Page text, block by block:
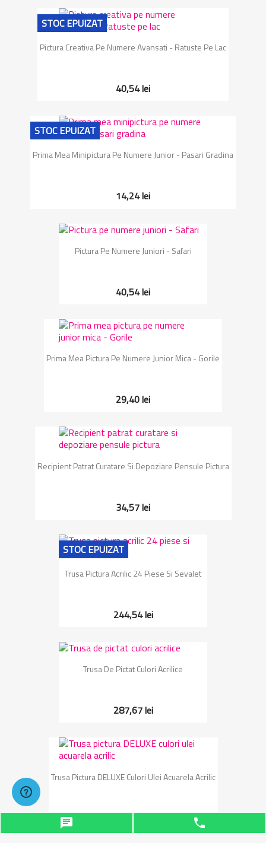
Pictura Creativa Pe Numere Avansati - Ratuste Pe Lac
40,54 lei
STOC EPUIZAT
Prima Mea Minipictura Pe Numere Junior - Pasari Gradina
14,24 lei
STOC EPUIZAT
Pictura Pe Numere Juniori - Safari
40,54 lei
Prima Mea Pictura Pe Numere Junior Mica - Gorile
29,40 lei
Recipient Patrat Curatare Si Depoziare Pensule Pictura
34,57 lei
Trusa Pictura Acrilic 24 Piese Si Sevalet
244,54 lei
STOC EPUIZAT
Trusa De Pictat Culori Acrilice
287,67 lei
Trusa Pictura DELUXE Culori Ulei Acuarela Acrilic
chat phone